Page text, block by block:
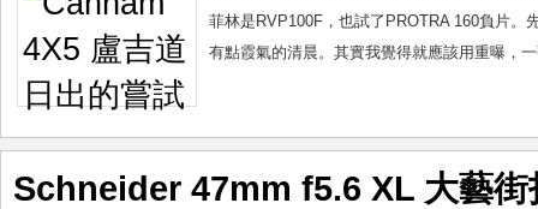
菲林是RVP100F，也試了PROTRA 160負片
有點霞氣的清晨。其實我覺得就應該用重曝，
Schneider 47mm f5.6 XL 大藝街